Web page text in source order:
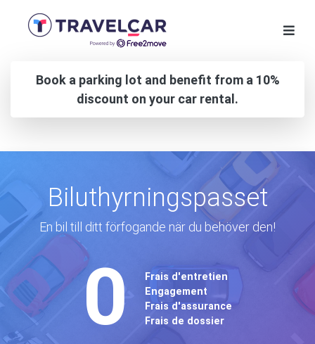
Book a parking lot and benefit from a 10%
discount on your car rental.
Biluthyrningspasset
En bil till ditt förfogande när du behöver den!
0
Frais d'entretien
Engagement
Frais d'assurance
Frais de dossier